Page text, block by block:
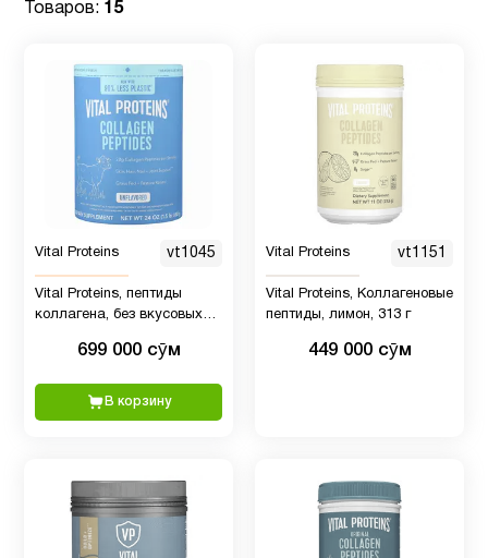
Товаров: 15
Vital Proteins vt1045
Vital Proteins, пептиды
коллагена, без вкусовых
699 000 сӯм
В корзину
Vital Proteins vt1151
Vital Proteins, Коллагеновые
пептиды, лимон, 313 г
449 000 сӯм